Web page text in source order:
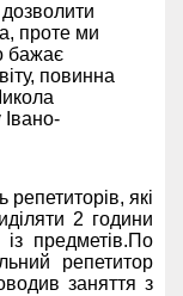
проте ми
бажає
повинна
які
2 години
предметів.По
репетитор
заняття з